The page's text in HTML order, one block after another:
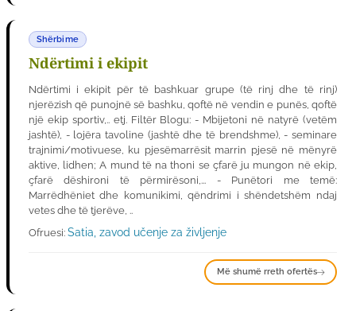
Shërbime
Ndërtimi i ekipit
Ndërtimi i ekipit për të bashkuar grupe (të rinj dhe të rinj)
njerëzish që punojnë së bashku, qoftë në vendin e punës, qoftë
një ekip sportiv,.. etj. Filtër Blogu: - Mbijetoni në natyrë (vetëm
jashtë), - lojëra tavoline (jashtë dhe të brendshme), - seminare
trajnimi/motivuese, ku pjesëmarrësit marrin pjesë në mënyrë
aktive, lidhen; A mund të na thoni se çfarë ju mungon në ekip,
çfarë dëshironi të përmirësoni,... - Punëtori me temë:
Marrëdhëniet dhe komunikimi, qëndrimi i shëndetshëm ndaj
vetes dhe të tjerëve, ..
Ofruesi: Satia, zavod učenje za življenje
Më shumë rreth ofertës